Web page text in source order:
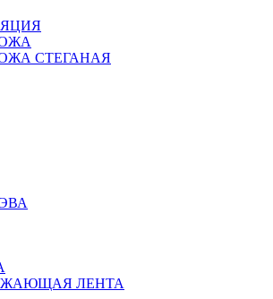
СТЕГАНАЯ
ЛЕНТА